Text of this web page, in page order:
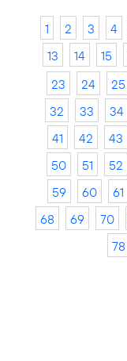
1 2 3 4
13
14 15
23
24 25
32
33 34
41
42 43
50
51 52
59
60 61
68
69 70
78